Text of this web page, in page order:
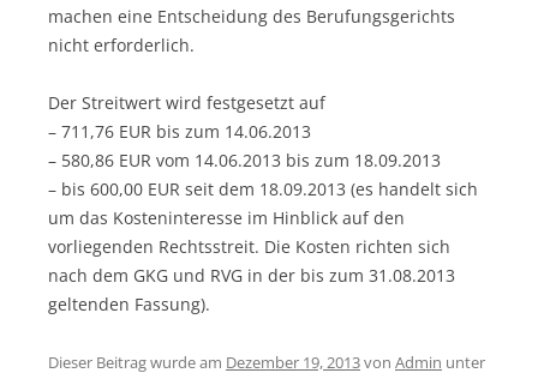
machen eine Entscheidung des Berufungsgerichts
nicht erforderlich.
Der Streitwert wird festgesetzt auf
– 711,76 EUR bis zum 14.06.2013
– 580,86 EUR vom 14.06.2013 bis zum 18.09.2013
– bis 600,00 EUR seit dem 18.09.2013 (es handelt sich
um das Kosteninteresse im Hinblick auf den
vorliegenden Rechtsstreit. Die Kosten richten sich
nach dem GKG und RVG in der bis zum 31.08.2013
geltenden Fassung).
Dieser Beitrag wurde am Dezember 19, 2013von Admin unter